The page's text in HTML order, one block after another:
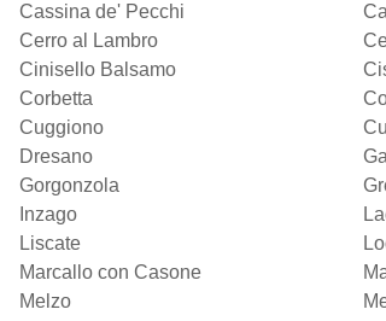
Cassina de' Pecchi
Cerro al Lambro
Cinisello Balsamo
Corbetta
Cuggiono
Dresano
Gorgonzola
Inzago
Liscate
Marcallo con Casone
Melzo